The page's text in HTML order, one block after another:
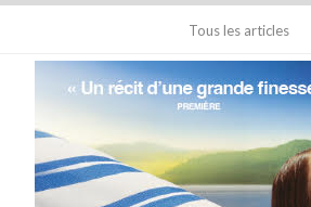
Tous les articles